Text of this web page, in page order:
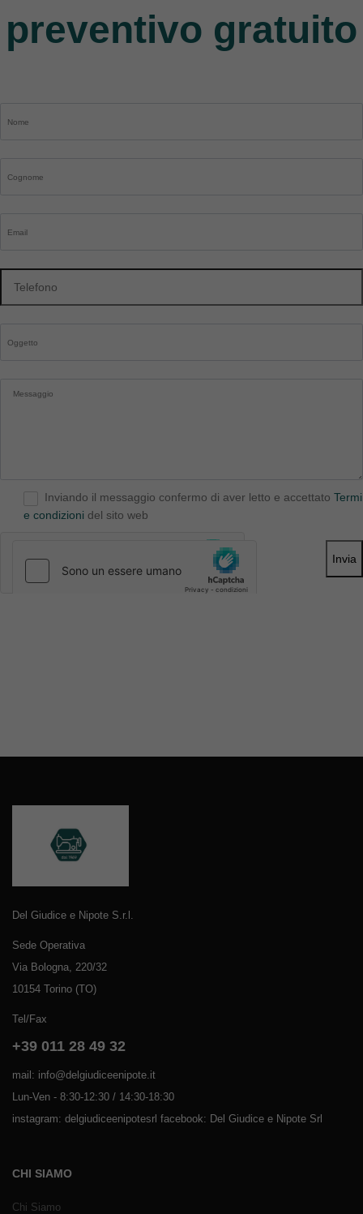
preventivo gratuito
Inviando il messaggio confermo di aver letto e accettato
e condizioni del sito web
Invia
Del Giudice e Nipote S.r.l.
Sede Operativa
Via Bologna, 220/32
10154 Torino (TO)
Tel/Fax
+39 011 28 49 32
mail: info@delgiudiceenipote.it
Lun-Ven - 8:30-12:30 / 14:30-18:30
instagram: delgiudiceenipotesrl facebook: Del Giudice e Nipote Srl
CHI SIAMO
Chi Siamo